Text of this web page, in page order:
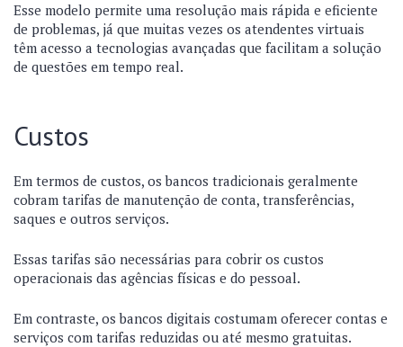
Esse modelo permite uma resolução mais rápida e eficiente
de problemas, já que muitas vezes os atendentes virtuais
têm acesso a tecnologias avançadas que facilitam a solução
de questões em tempo real.
Custos
Em termos de custos, os bancos tradicionais geralmente
cobram tarifas de manutenção de conta, transferências,
saques e outros serviços.
Essas tarifas são necessárias para cobrir os custos
operacionais das agências físicas e do pessoal.
Em contraste, os bancos digitais costumam oferecer contas e
serviços com tarifas reduzidas ou até mesmo gratuitas.